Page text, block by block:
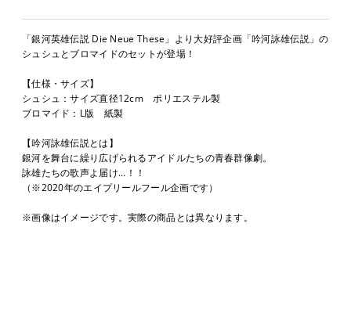
「銀河英雄伝説 Die Neue These」より大好評企画「吟河詠雄伝説」の
シュシュとブロマイドのセットが登場！
【仕様・サイズ】
シュシュ：サイズ直径12cm ポリエステル製
ブロマイド：L版 紙製
【吟河詠雄伝説とは】
銀河を舞台に繰り広げられるアイドルたちの青春群像劇。
詠雄たちの歌声よ届け...！！
（※2020年のエイプリールフール企画です）
※画像はイメージです。実際の商品とは異なります。